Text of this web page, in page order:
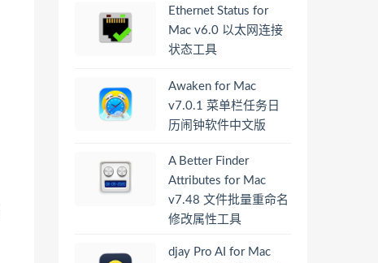
Ethernet Status for
Mac v6.0 以太网连接
状态工具
Awaken for Mac
v7.0.1 菜单栏任务日
历闹钟软件中文版
A Better Finder
Attributes for Mac
v7.48 文件批量重命名
修改属性工具
djay Pro AI for Mac